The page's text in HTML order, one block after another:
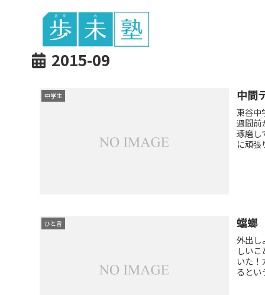
東谷中生の
2015-09
中学生 中間
東谷中
週間前
琢磨し
に頑張
ひと言 蟷螂
外出し
しい
いた！
るとい